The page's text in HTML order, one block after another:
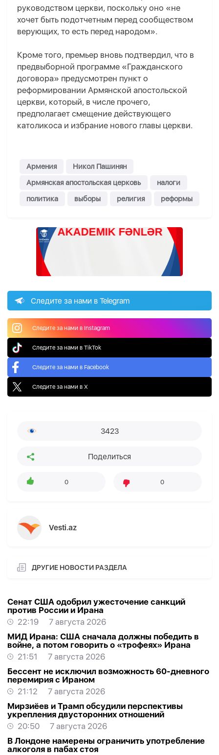
руководством церкви, поскольку оно «не
хочет быть подотчетным перед сообществом
верующих, то есть перед народом».
Кроме того, премьер вновь подтвердил, что в
предвыборной программе «Гражданского
договора» предусмотрен пункт о
реформировании Армянской апостольской
церкви, который, в числе прочего,
предполагает смещение действующего
католикоса и избрание нового главы церкви.
Армения
Никол Пашинян
Армянская апостольская церковь
налоги
политика
выборы религия реформы
Следите за нами в Telegram
Следите за нами в Instagram
Следите за нами в TikTok
Следите за нами в Facebook
Следите за нами в X
3423
Поделиться
0 0
Vesti.az
ДРУГИЕ НОВОСТИ РАЗДЕЛА
Сенат США одобрил ужесточение санкций
против России и Ирана
22:19
7 августа 2026
МИД Ирана: США сначала должны победить в
войне, а потом говорить о «трофеях» Ирана
21:51
7 августа 2026
Бессент не исключил возможность 60-дневного
перемирия с Ираном
21:12
7 августа 2026
Мирзиёев и Трамп обсудили перспективы
укрепления двусторонних отношений
20:50
7 августа 2026
В Лондоне намерены ограничить употребление
алкоголя в пабах стоя